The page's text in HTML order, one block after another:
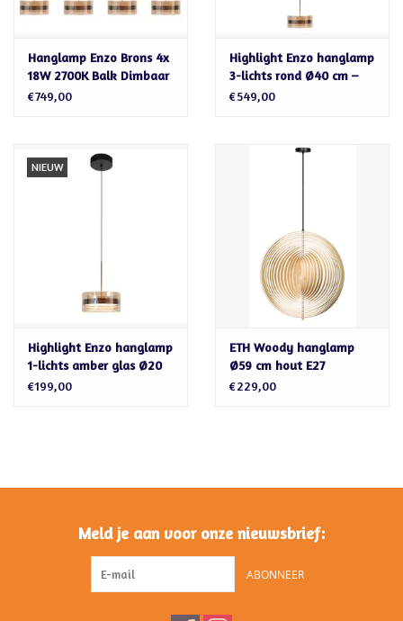
Hanglamp Enzo Brons 4x
18W 2700K Balk Dimbaar
€749,00
Highlight Enzo hanglamp
3-lichts rond Ø40 cm –
Amber glas –
€549,00
NIEUW
Highlight Enzo hanglamp
1-lichts amber glas Ø20
cm | LED dimbaar
€199,00
ETH Woody hanglamp
Ø59 cm hout E27
€229,00
Meld je aan voor onze nieuwsbrief:
ABONNEER